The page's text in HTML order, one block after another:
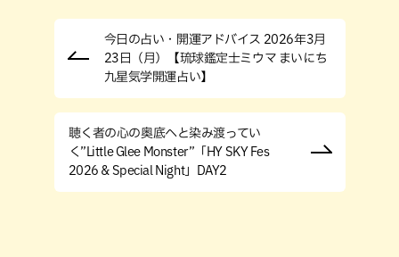
今日の占い・開運アドバイス 2026年3月
23日（月）【琉球鑑定士ミウマ まいにち
九星気学開運占い】
聴く者の心の奥底へと染み渡ってい
く”Little Glee Monster”「HY SKY Fes
2026 & Special Night」DAY2